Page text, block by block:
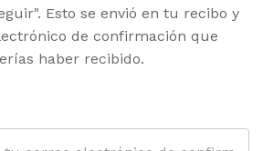
Esto se envió en tu recibo y
de confirmación que
haber recibido.